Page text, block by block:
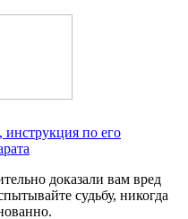
инструкция по его
доказали вам вред
судьбу, никогда